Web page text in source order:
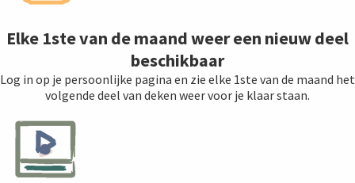
Elke 1ste van de maand weer een nieuw deel
beschikbaar
Log in op je persoonlijke pagina en zie elke 1ste van de maand het
volgende deel van deken weer voor je klaar staan.